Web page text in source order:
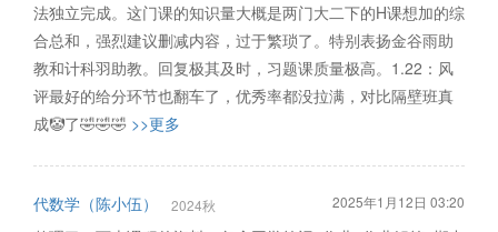
法独立完成。这门课的知识量大概是两门大二下的H课想加的综
合总和，强烈建议删减内容，过于繁琐了。特别表扬金谷雨助
教和计科羽助教。回复极其及时，习题课质量极高。1.22：风
评最好的给分环节也翻车了，优秀率都没拉满，对比隔壁班真
成🤡了🤣🤣🤣 >>更多
代数学（陈小伍） 2024秋 2025年1月12日 03:20